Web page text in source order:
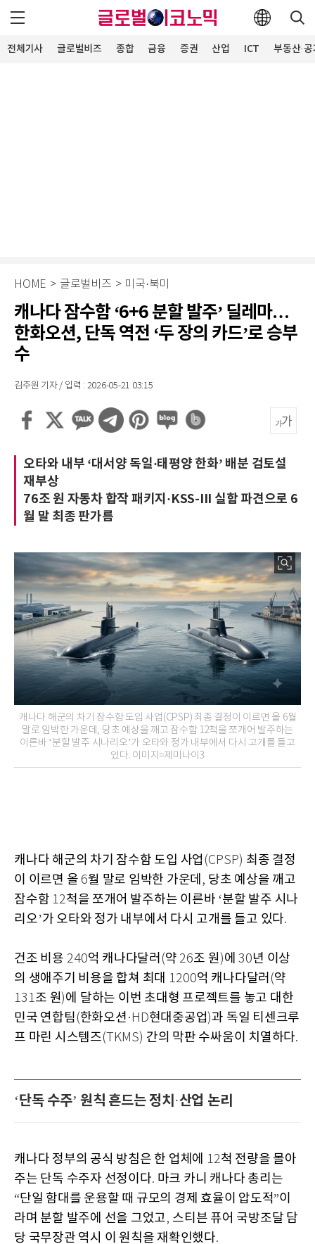
전체기사 글로벌비즈 종합 금융 증권 산업 ICT 부동산·
HOME > 글로벌비즈 > 미국·북미
캐나다 잠수함 ‘6+6 분할 발주’ 딜레마…
한화오션, 단독 역전 ‘두 장의 카드’로 승부
수
김주원 기자 / 입력 : 2026-05-21 03:15
오타와 내부 ‘대서양 독일·태평양 한화’ 배분 검토설
재부상
76조 원 자동차 합작 패키지·KSS-III 실함 파견으로 6
월 말 최종 판가름
캐나다 해군의 차기 잠수함 도입 사업(CPSP) 최종 결정이 이르면 올 6월
말로 임박한 가운데, 당초 예상을 깨고 잠수함 12척을 쪼개어 발주하는
이른바 ‘분할 발주 시나리오’가 오타와 정가 내부에서 다시 고개를 들고
있다. 이미지=제미나이3
캐나다 해군의 차기 잠수함 도입 사업 (CPSP) 최종 결정
이 이르면 올 6월 말로 임박한 가운데 , 당초 예상을 깨고
잠수함 12척을 쪼개어 발주하는 이른바 ‘분할 발주 시나
리오’가 오타와 정가 내부에서 다시 고개를 들고 있다.
건조 비용 240억 캐나다달러 (약 26조 원 )에 30년 이상
의 생애주기 비용을 합쳐 최대 1200억 캐나다달러 (약
131조 원)에 달하는 이번 초대형 프로젝트를 놓고 대한
민국 연합팀 (한화오션 ·HD현대중공업)과 독일 티센크루
프 마린 시스템즈(TKMS) 간의 막판 수싸움이 치열하다.
‘단독 수주’ 원칙 흔드는 정치 ·산업 논리
캐나다 정부의 공식 방침은 한 업체에 12척 전량을 몰아
주는 단독 수주자 선정이다. 마크 카니 캐나다 총리는
“단일 함대를 운용할 때 규모의 경제 효율이 압도적”이
라며 분할 발주에 선을 그었고, 스티븐 퓨어 국방조달 담
당 국무장관 역시 이 원칙을 재확인했다.